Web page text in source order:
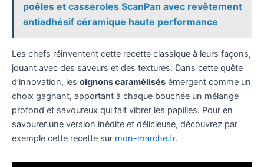
poêles et casseroles ScanPan avec revêtement
antiadhésif céramique haute performance
Les chefs réinventent cette recette classique à leurs façons,
jouant avec des saveurs et des textures. Dans cette quête
d’innovation, les oignons caramélisés émergent comme un
choix gagnant, apportant à chaque bouchée un mélange
profond et savoureux qui fait vibrer les papilles. Pour en
savourer une version inédite et délicieuse, découvrez par
exemple cette recette sur mon-marche.fr.